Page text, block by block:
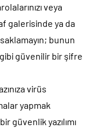
veya
galerisinde ya da
bunun
güvenilir bir şifre
virüs
yapmak
güvenlik yazılımı